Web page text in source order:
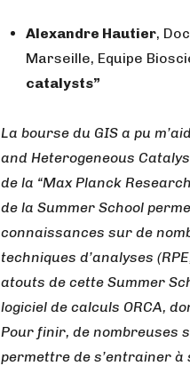
Alexandre Hautier,
Marseille, Equipe
catalysts”
La bourse du GIS a pu
and Heterogeneous
de la “Max Planck
de la Summer School
connaissances sur de
techniques d’analyses
atouts de cette Summer
logiciel de calculs ORCA,
Pour finir, de nombreuses
permettre de s’entrainer à